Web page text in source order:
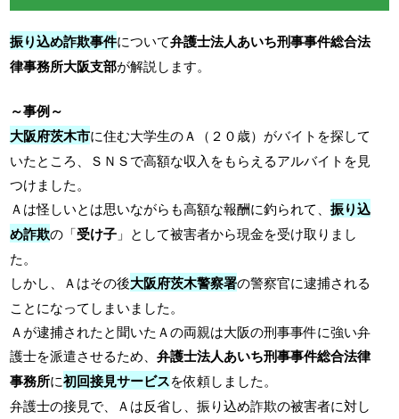
振り込め詐欺事件について弁護士法人あいち刑事事件総合法
律事務所大阪支部が解説します。
～事例～
大阪府茨木市に住む大学生のＡ（２０歳）がバイトを探して
いたところ、ＳＮＳで高額な収入をもらえるアルバイトを見
つけました。
Ａは怪しいとは思いながらも高額な報酬に釣られて、振り込
め詐欺の「受け子 」として被害者から現金を受け取りまし
た。
しかし、Ａはその後大阪府茨木警察署の警察官に逮捕される
ことになってしまいました。
Ａが逮捕されたと聞いたＡの両親は大阪の刑事事件に強い弁
護士を派遣させるため、弁護士法人あいち刑事事件総合法律
事務所に初回接見サービスを依頼しました。
弁護士の接見で、Ａは反省し、振り込め詐欺の被害者に対し